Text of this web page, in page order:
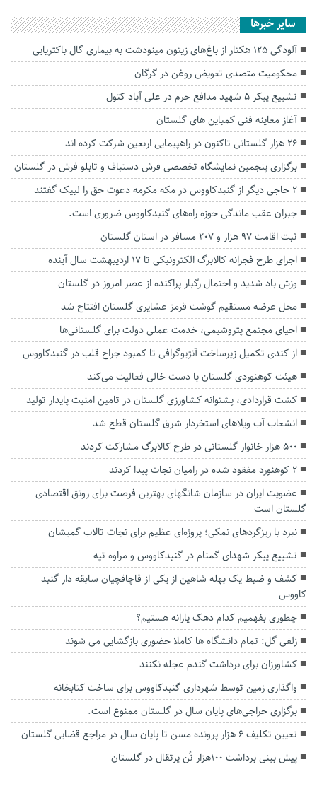
سایر خبرها
آلودگی ۱۲۵ هکتار از باغ‌های زیتون مینودشت به بیماری گال باکتریایی
محکومیت متصدی تعویض روغن در گرگان
تشییع پیکر ۵ شهید مدافع حرم در علی آباد کتول
آغاز معاینه فنی کمباین های گلستان
۲۶ هزار گلستانی تاکنون در راهپیمایی اربعین شرکت کرده اند
برگزاری پنجمین نمایشگاه تخصصی فرش دستباف و تابلو فرش در گلستان
۲ حاجی دیگر از گنبدکاووس در‌ مکه مکرمه دعوت حق را لبیک گفتند
جبران عقب ماندگی حوزه راه‌های گنبدکاووس ضروری است.
ثبت اقامت ۹۷ هزار و ۲۰۷ مسافر در استان گلستان
اجرای طرح فجرانه کالابرگ الکترونیکی تا ۱۷ اردیبهشت سال آینده
وزش باد شدید و احتمال رگبار پراکنده از عصر امروز در گلستان
محل عرضه مستقیم گوشت قرمز عشایری گلستان افتتاح شد
احیای مجتمع پتروشیمی، خدمت عملی دولت برای گلستانی‌ها
از کندی تکمیل زیرساخت‌ آنژیوگرافی تا کمبود جراح قلب در گنبدکاووس
هیئت کوهنوردی گلستان با دست خالی فعالیت می‌کند
کشت قراردادی، پشتوانه کشاورزی گلستان در تامین امنیت پایدار تولید
انشعاب آب ویلاهای استخردار شرق گلستان قطع شد
۵۰۰ هزار خانوار گلستانی در طرح کالابرگ مشارکت کردند
۲ کوهنورد مفقود شده در رامیان‌ نجات پیدا کردند
عضویت ایران در سازمان شانگهای بهترین فرصت برای رونق اقتصادی
گلستان است
نبرد با ریزگردهای نمکی؛ پروژه‌ای عظیم برای نجات تالاب گمیشان
تشییع پیکر شهدای گمنام در گنبدکاووس و مراوه تپه
کشف و ضبط یک بهله شاهین از یکی از قاچاقچیان سابقه دار گنبد
کاووس
چطوری بفهمیم کدام دهک یارانه هستیم؟
زلفی گل: تمام دانشگاه ها کاملا حضوری بازگشایی می شوند
کشاورزان برای برداشت گندم عجله نکنند
واگذاری زمین توسط شهرداری گنبدکاووس برای ساخت کتابخانه‌
برگزاری حراجی‌های پایان سال در گلستان ممنوع است.
تعیین تکلیف ۶ هزار پرونده مسن تا پایان سال در مراجع قضایی گلستان
پیش بینی برداشت ۱۰۰هزار تُن پرتقال در گلستان